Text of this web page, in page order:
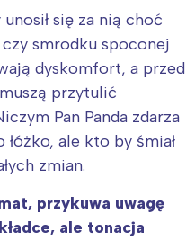
się za nią choć
smrodku spoconej
dyskomfort, a przed
przytulić
Pan Panda zdarza
ale kto by śmiał
zmian.
przykuwa uwagę
ale tonacja